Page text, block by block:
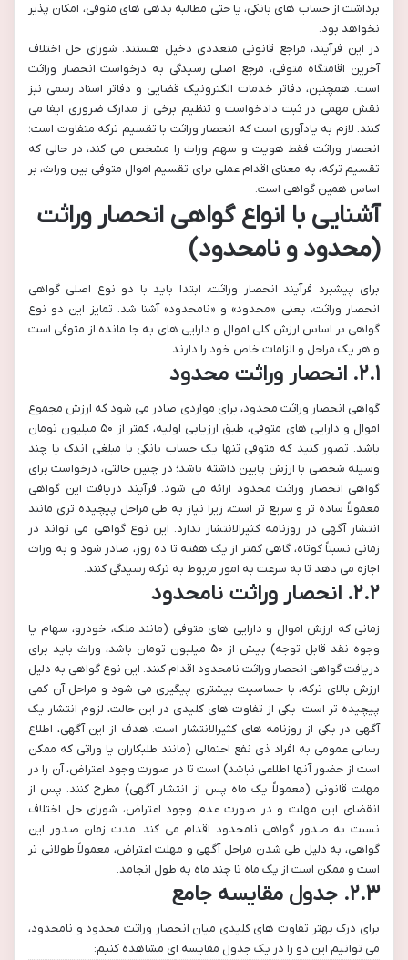
برداشت از حساب های بانکی، یا حتی مطالبه بدهی های متوفی، امکان پذیر
نخواهد بود.
در این فرآیند، مراجع قانونی متعددی دخیل هستند. شورای حل اختلاف
آخرین اقامتگاه متوفی، مرجع اصلی رسیدگی به درخواست انحصار وراثت
است. همچنین، دفاتر خدمات الکترونیک قضایی و دفاتر اسناد رسمی نیز
نقش مهمی در ثبت دادخواست و تنظیم برخی از مدارک ضروری ایفا می
کنند. لازم به یادآوری است که انحصار وراثت با تقسیم ترکه متفاوت است؛
انحصار وراثت فقط هویت و سهم وراث را مشخص می کند، در حالی که
تقسیم ترکه، به معنای اقدام عملی برای تقسیم اموال متوفی بین وراث، بر
اساس همین گواهی است.
آشنایی با انواع گواهی انحصار وراثت
(محدود و نامحدود)
برای پیشبرد فرآیند انحصار وراثت، ابتدا باید با دو نوع اصلی گواهی
انحصار وراثت، یعنی «محدود» و «نامحدود» آشنا شد. تمایز این دو نوع
گواهی بر اساس ارزش کلی اموال و دارایی های به جا مانده از متوفی است
و هر یک مراحل و الزامات خاص خود را دارند.
۲.۱. انحصار وراثت محدود
گواهی انحصار وراثت محدود، برای مواردی صادر می شود که ارزش مجموع
اموال و دارایی های متوفی، طبق ارزیابی اولیه، کمتر از ۵۰ میلیون تومان
باشد. تصور کنید که متوفی تنها یک حساب بانکی با مبلغی اندک یا چند
وسیله شخصی با ارزش پایین داشته باشد؛ در چنین حالتی، درخواست برای
گواهی انحصار وراثت محدود ارائه می شود. فرآیند دریافت این گواهی
معمولاً ساده تر و سریع تر است، زیرا نیاز به طی مراحل پیچیده تری مانند
انتشار آگهی در روزنامه کثیرالانتشار ندارد. این نوع گواهی می تواند در
زمانی نسبتاً کوتاه، گاهی کمتر از یک هفته تا ده روز، صادر شود و به وراث
اجازه می دهد تا به سرعت به امور مربوط به ترکه رسیدگی کنند.
۲.۲. انحصار وراثت نامحدود
زمانی که ارزش اموال و دارایی های متوفی (مانند ملک، خودرو، سهام یا
وجوه نقد قابل توجه) بیش از ۵۰ میلیون تومان باشد، وراث باید برای
دریافت گواهی انحصار وراثت نامحدود اقدام کنند. این نوع گواهی به دلیل
ارزش بالای ترکه، با حساسیت بیشتری پیگیری می شود و مراحل آن کمی
پیچیده تر است. یکی از تفاوت های کلیدی در این حالت، لزوم انتشار یک
آگهی در یکی از روزنامه های کثیرالانتشار است. هدف از این آگهی، اطلاع
رسانی عمومی به افراد ذی نفع احتمالی (مانند طلبکاران یا وراثی که ممکن
است از حضور آنها اطلاعی نباشد) است تا در صورت وجود اعتراض، آن را در
مهلت قانونی (معمولاً یک ماه پس از انتشار آگهی) مطرح کنند. پس از
انقضای این مهلت و در صورت عدم وجود اعتراض، شورای حل اختلاف
نسبت به صدور گواهی نامحدود اقدام می کند. مدت زمان صدور این
گواهی، به دلیل طی شدن مراحل آگهی و مهلت اعتراض، معمولاً طولانی تر
است و ممکن است از یک ماه تا چند ماه به طول انجامد.
۲.۳. جدول مقایسه جامع
برای درک بهتر تفاوت های کلیدی میان انحصار وراثت محدود و نامحدود،
می توانیم این دو را در یک جدول مقایسه ای مشاهده کنیم: